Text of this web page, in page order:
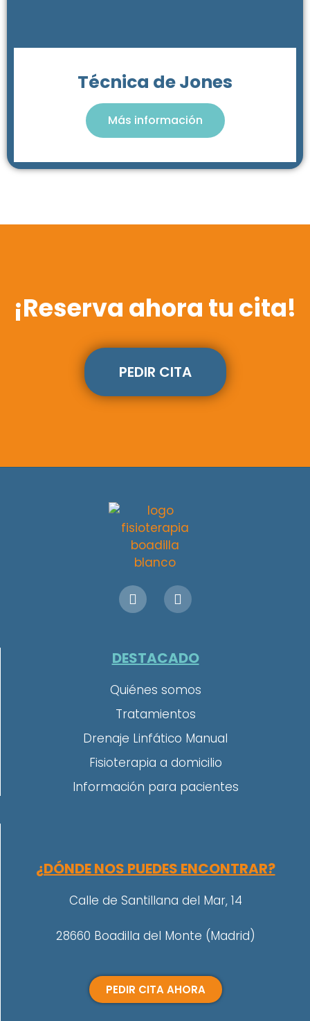
Técnica de Jones
Más información
¡Reserva ahora tu cita!
PEDIR CITA
DESTACADO
Quiénes somos
Tratamientos
Drenaje Linfático Manual
Fisioterapia a domicilio
Información para pacientes
¿DÓNDE NOS PUEDES ENCONTRAR?
Calle de Santillana del Mar, 14
28660 Boadilla del Monte (Madrid)
PEDIR CITA AHORA